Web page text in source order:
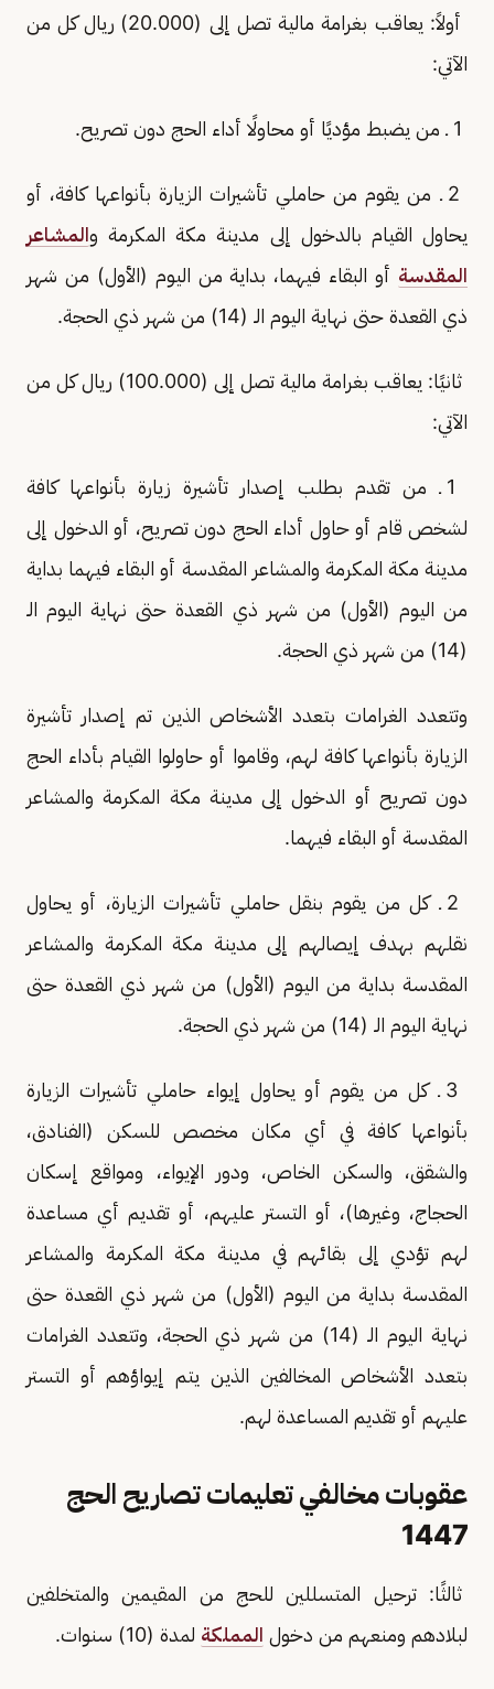
أولاً: يعاقب بغرامة مالية تصل إلى (20.000) ريال كل من
الآتي:
2 ـ من يقوم من حاملي تأشيرات الزيارة بأنواعها كافة، أو
يحاول القيام بالدخول إلى مدينة مكة المكرمة والمشاعر
المقدسة أو البقاء فيهما، بداية من اليوم (الأول) من شهر
ذي القعدة حتى نهاية اليوم الـ (14) من شهر ذي الحجة.
ثانيًا: يعاقب بغرامة مالية تصل إلى (100.000) ريال كل من
الآتي:
1 ـ من تقدم بطلب إصدار تأشيرة زيارة بأنواعها كافة
لشخص قام أو حاول أداء الحج دون تصريح، أو الدخول إلى
مدينة مكة المكرمة والمشاعر المقدسة أو البقاء فيهما بداية
من اليوم (الأول) من شهر ذي القعدة حتى نهاية اليوم الـ
(14) من شهر ذي الحجة.
وتتعدد الغرامات بتعدد الأشخاص الذين تم إصدار تأشيرة
الزيارة بأنواعها كافة لهم، وقاموا أو حاولوا القيام بأداء الحج
دون تصريح أو الدخول إلى مدينة مكة المكرمة والمشاعر
المقدسة أو البقاء فيهما.
2 ـ كل من يقوم بنقل حاملي تأشيرات الزيارة، أو يحاول
نقلهم بهدف إيصالهم إلى مدينة مكة المكرمة والمشاعر
المقدسة بداية من اليوم (الأول) من شهر ذي القعدة حتى
نهاية اليوم الـ (14) من شهر ذي الحجة.
3 ـ كل من يقوم أو يحاول إيواء حاملي تأشيرات الزيارة
بأنواعها كافة في أي مكان مخصص للسكن (الفنادق،
والشقق، والسكن الخاص، ودور الإيواء، ومواقع إسكان
الحجاج، وغيرها)، أو التستر عليهم، أو تقديم أي مساعدة
لهم تؤدي إلى بقائهم في مدينة مكة المكرمة والمشاعر
المقدسة بداية من اليوم (الأول) من شهر ذي القعدة حتى
نهاية اليوم الـ (14) من شهر ذي الحجة، وتتعدد الغرامات
بتعدد الأشخاص المخالفين الذين يتم إيواؤهم أو التستر
عليهم أو تقديم المساعدة لهم.
عقوبات مخالفي تعليمات تصاريح الحج
1447
ثالثًا: ترحيل المتسللين للحج من المقيمين والمتخلفين
لبلادهم ومنعهم من دخول المملكة لمدة (10) سنوات.